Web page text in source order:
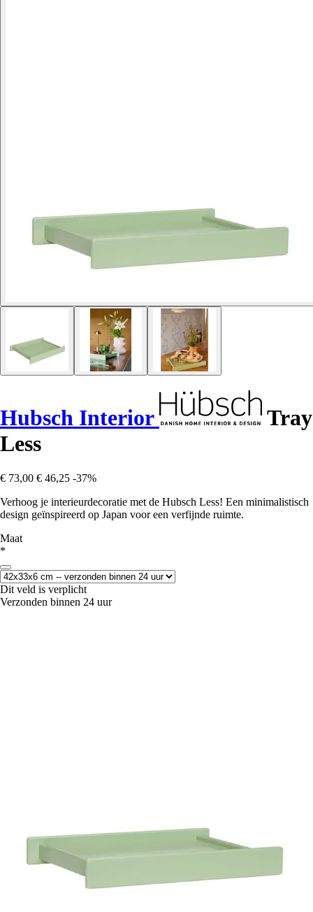
Hubsch Interior
Tray
Less
€ 73,00 € 46,25 -37%
Verhoog je interieurdecoratie met de Hubsch Less! Een minimalistisch
design geïnspireerd op Japan voor een verfijnde ruimte.
Maat
*
Dit veld is verplicht
Verzonden binnen 24 uur